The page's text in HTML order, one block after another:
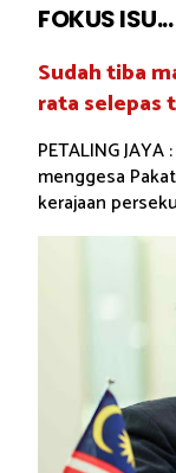
FOKUS ISU...
Sudah tiba
rata selepas
PETALING
menggesa
kerajaan